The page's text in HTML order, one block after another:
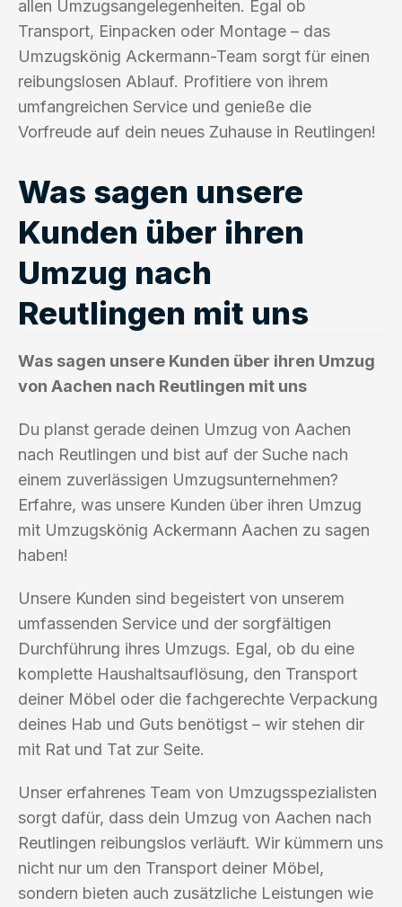
allen Umzugsangelegenheiten. Egal ob
Transport, Einpacken oder Montage – das
Umzugskönig Ackermann-Team sorgt für einen
reibungslosen Ablauf. Profitiere von ihrem
umfangreichen Service und genieße die
Vorfreude auf dein neues Zuhause in Reutlingen!
Was sagen unsere
Kunden über ihren
Umzug nach
Reutlingen mit uns
Was sagen unsere Kunden über ihren Umzug
von Aachen nach Reutlingen mit uns
Du planst gerade deinen Umzug von Aachen
nach Reutlingen und bist auf der Suche nach
einem zuverlässigen Umzugsunternehmen?
Erfahre, was unsere Kunden über ihren Umzug
mit Umzugskönig Ackermann Aachen zu sagen
haben!
Unsere Kunden sind begeistert von unserem
umfassenden Service und der sorgfältigen
Durchführung ihres Umzugs. Egal, ob du eine
komplette Haushaltsauflösung, den Transport
deiner Möbel oder die fachgerechte Verpackung
deines Hab und Guts benötigst – wir stehen dir
mit Rat und Tat zur Seite.
Unser erfahrenes Team von Umzugsspezialisten
sorgt dafür, dass dein Umzug von Aachen nach
Reutlingen reibungslos verläuft. Wir kümmern uns
nicht nur um den Transport deiner Möbel,
sondern bieten auch zusätzliche Leistungen wie